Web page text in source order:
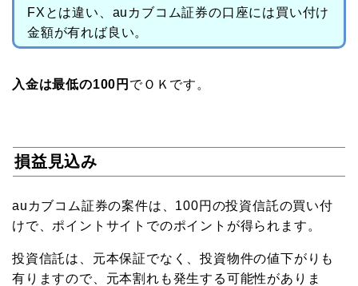
FXとは違い、auカブコム証券の口座には買い付け
金額が有れば良い。
入金は最低の100円 でＯＫです。
損益見込み
auカブコム証券の案件は、100円の投資信託の買い付
けで、ポイントサイトでのポイントが得られます。
投資信託は、元本保証でなく、投資物件の値下がりも
有りますので、元本割れも発生する可能性がありま